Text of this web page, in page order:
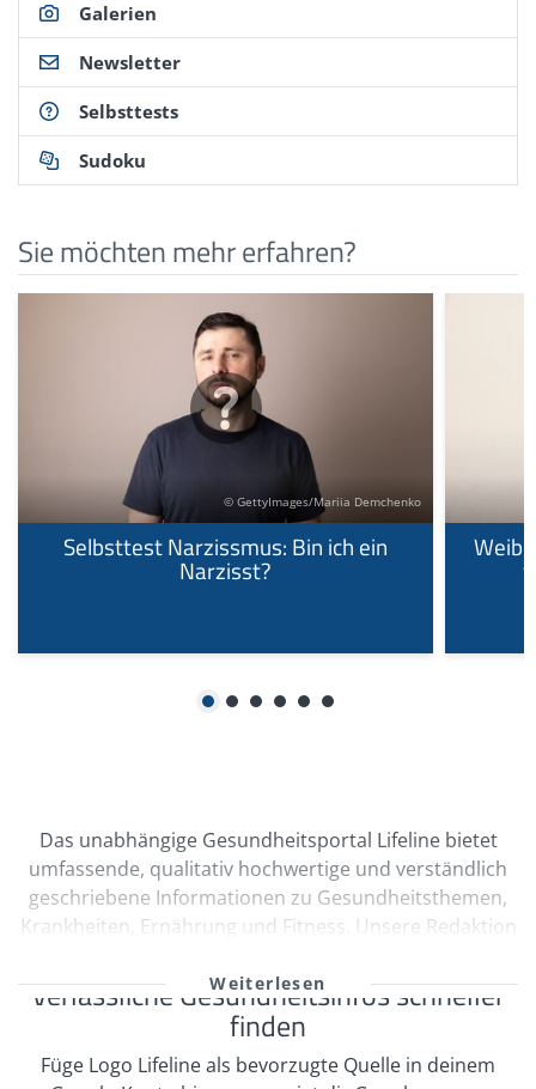
Galerien
Newsletter
Selbsttests
Sudoku
Sie möchten mehr erfahren?
© GettyImages/Mariia Demchenko
Selbsttest Narzissmus: Bin ich ein
Narzisst?
1 2 3 4 5 6
Das unabhängige Gesundheitsportal Lifeline bietet
umfassende, qualitativ hochwertige und verständlich
geschriebene Informationen zu Gesundheitsthemen,
Krankheiten, Ernährung und Fitness. Unsere Redaktion
kontinuierlichen Erstellung und Qualitätssicherung
unserer Inhalte unterstützt. Viele unserer
Informationen sind multimedial mit Videos und
informativen Bildergalerien aufbereitet. Zahlreiche
Verlässliche Gesundheitsinfos schneller
finden
Füge Logo Lifeline als bevorzugte Quelle in deinem